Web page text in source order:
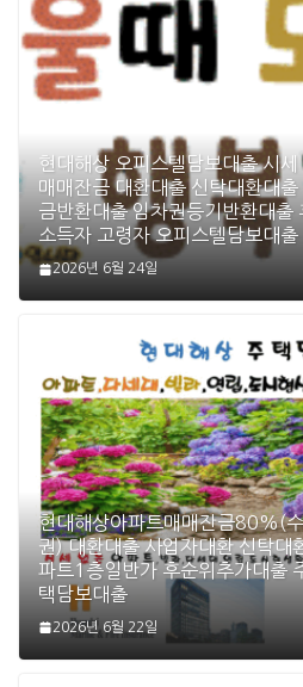
현대해상 오피스텔담보대출 시
매매잔금 대환대출 신탁대환대
금반환대출 임차권등기반환대출
소득자 고령자 오피스텔담보대출
2026년 6월 24일
현대해상아파트매매잔금80%(
권) 대환대출 사업자대환 신탁대
파트1층일반가 후순위추가대출
택담보대출
2026년 6월 22일